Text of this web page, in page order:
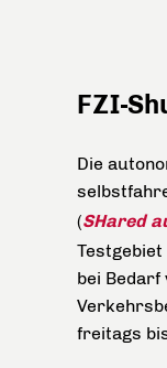
FZI-
Die
(SHared
bei
freitags